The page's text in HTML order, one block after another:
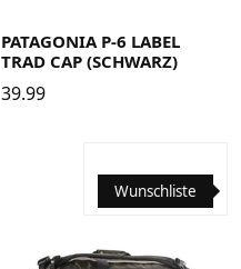
PATAGONIA P-6 LABEL
TRAD CAP (SCHWARZ)
39.99
Wunschliste